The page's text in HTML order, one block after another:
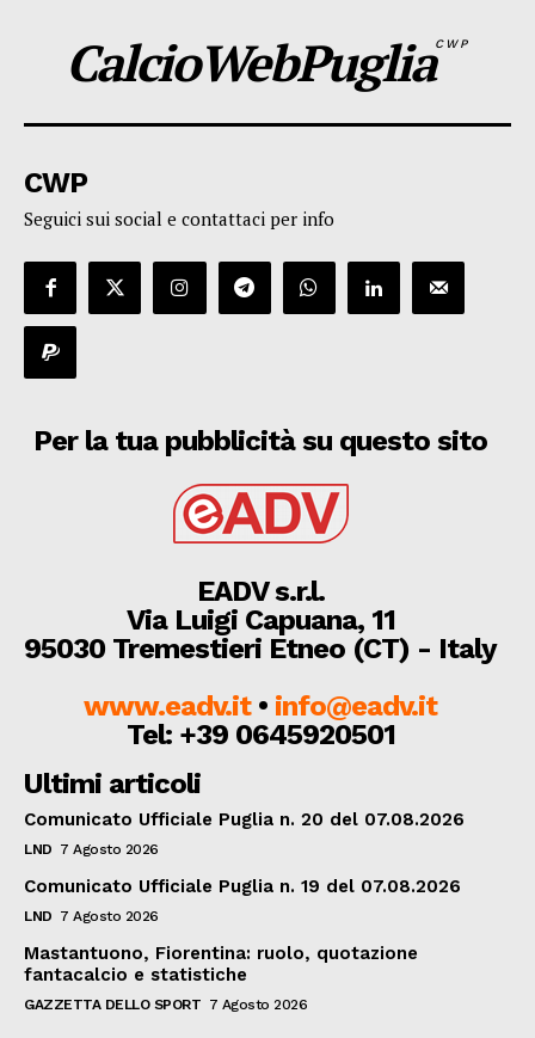
CalcioWebPugliaCWP
CWP
Seguici sui social e contattaci per info
Per la tua pubblicità su questo sito
EADV s.r.l.
Via Luigi Capuana, 11
95030 Tremestieri Etneo (CT) - Italy
www.eadv.it• info@eadv.it
Tel: +39 0645920501
Ultimi articoli
Comunicato Ufficiale Puglia n. 20 del 07.08.2026
LND 7 Agosto 2026
Comunicato Ufficiale Puglia n. 19 del 07.08.2026
LND 7 Agosto 2026
Mastantuono, Fiorentina: ruolo, quotazione
fantacalcio e statistiche
GAZZETTA DELLO SPORT 7 Agosto 2026